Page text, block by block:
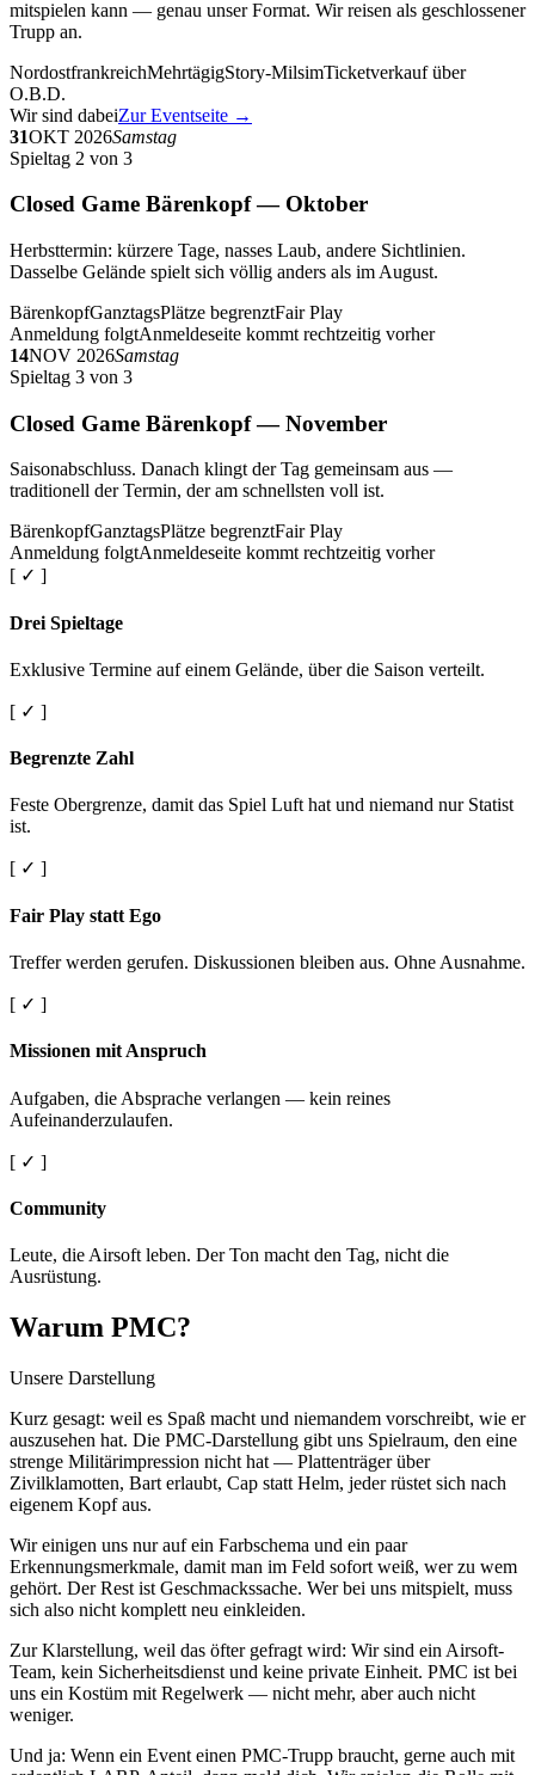
mitspielen kann — genau unser Format. Wir reisen als geschlossener
Trupp an.
NordostfrankreichMehrtägigStory-MilsimTicketverkauf über
O.B.D.
Wir sind dabeiZur Eventseite →
31OKT 2026Samstag
Spieltag 2 von 3
Closed Game Bärenkopf — Oktober
Herbsttermin: kürzere Tage, nasses Laub, andere Sichtlinien.
Dasselbe Gelände spielt sich völlig anders als im August.
BärenkopfGanztagsPlätze begrenztFair Play
Anmeldung folgtAnmeldeseite kommt rechtzeitig vorher
14NOV 2026Samstag
Spieltag 3 von 3
Closed Game Bärenkopf — November
Saisonabschluss. Danach klingt der Tag gemeinsam aus —
traditionell der Termin, der am schnellsten voll ist.
BärenkopfGanztagsPlätze begrenztFair Play
Anmeldung folgtAnmeldeseite kommt rechtzeitig vorher
[ ✓ ]
Drei Spieltage
Exklusive Termine auf einem Gelände, über die Saison verteilt.
[ ✓ ]
Begrenzte Zahl
Feste Obergrenze, damit das Spiel Luft hat und niemand nur Statist
ist.
[ ✓ ]
Fair Play statt Ego
Treffer werden gerufen. Diskussionen bleiben aus. Ohne Ausnahme.
[ ✓ ]
Missionen mit Anspruch
Aufgaben, die Absprache verlangen — kein reines
Aufeinanderzulaufen.
[ ✓ ]
Community
Leute, die Airsoft leben. Der Ton macht den Tag, nicht die
Ausrüstung.
Warum PMC?
Unsere Darstellung
Kurz gesagt: weil es Spaß macht und niemandem vorschreibt, wie er
auszusehen hat. Die PMC-Darstellung gibt uns Spielraum, den eine
strenge Militärimpression nicht hat — Plattenträger über
Zivilklamotten, Bart erlaubt, Cap statt Helm, jeder rüstet sich nach
eigenem Kopf aus.
Wir einigen uns nur auf ein Farbschema und ein paar
Erkennungsmerkmale, damit man im Feld sofort weiß, wer zu wem
gehört. Der Rest ist Geschmackssache. Wer bei uns mitspielt, muss
sich also nicht komplett neu einkleiden.
Zur Klarstellung, weil das öfter gefragt wird: Wir sind ein Airsoft-
Team, kein Sicherheitsdienst und keine private Einheit. PMC ist bei
uns ein Kostüm mit Regelwerk — nicht mehr, aber auch nicht
weniger.
Und ja: Wenn ein Event einen PMC-Trupp braucht, gerne auch mit